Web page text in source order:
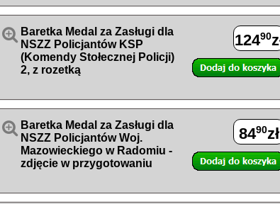
 Baretka Medal za Zasługi dla
NSZZ Policjantów KSP
(Komendy Stołecznej Policji)
2, z rozetką
12490
 Baretka Medal za Zasługi dla
NSZZ Policjantów Woj.
Mazowieckiego w Radomiu -
zdjęcie w przygotowaniu
8490zł